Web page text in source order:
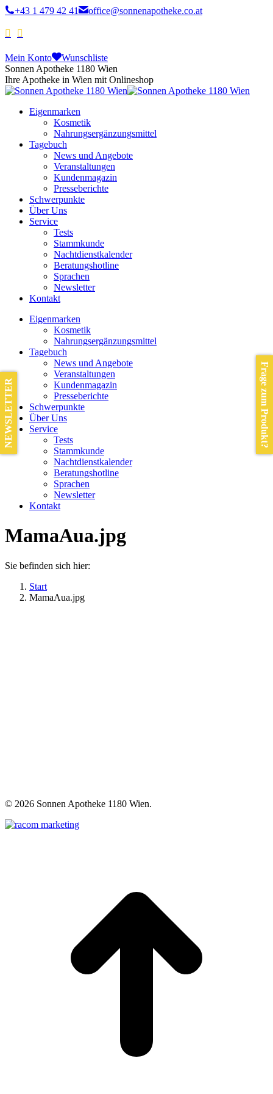
+43 1 479 42 41 office@sonnenapotheke.co.at
Mein Konto
Wunschliste
Sonnen Apotheke 1180 Wien
Ihre Apotheke in Wien mit Onlineshop
Eigenmarken
Kosmetik
Nahrungsergänzungsmittel
Tagebuch
News und Angebote
Veranstaltungen
Kundenmagazin
Presseberichte
Schwerpunkte
Über Uns
Service
Tests
Stammkunde
Nachtdienstkalender
Beratungshotline
Sprachen
Newsletter
Kontakt
Eigenmarken
Kosmetik
Nahrungsergänzungsmittel
Tagebuch
News und Angebote
Veranstaltungen
Kundenmagazin
Presseberichte
Schwerpunkte
Über Uns
Service
Tests
Stammkunde
Nachtdienstkalender
Beratungshotline
Sprachen
Newsletter
Kontakt
MamaAua.jpg
Sie befinden sich hier:
Start
MamaAua.jpg
© 2026 Sonnen Apotheke 1180 Wien.
Frage zum Produkt?
NEWSLETTER